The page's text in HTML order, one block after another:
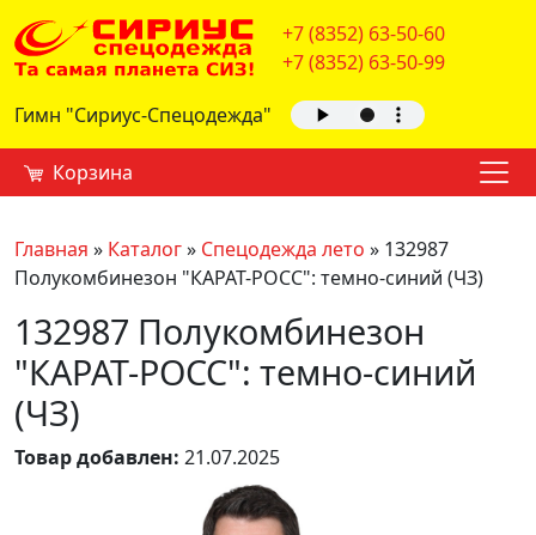
+7 (8352) 63-50-60
+7 (8352) 63-50-99
Гимн "Сириус-Спецодежда"
Корзина
Главная » Каталог» Спецодежда лето » 132987
Полукомбинезон "КАРАТ-РОСС": темно-синий (ЧЗ)
132987 Полукомбинезон
"КАРАТ-РОСС": темно-синий
(ЧЗ)
Товар добавлен: 21.07.2025